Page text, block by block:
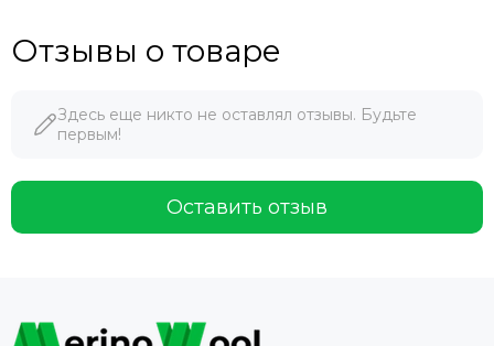
Отзывы о товаре
Здесь еще никто не оставлял отзывы. Будьте
первым!
Оставить отзыв